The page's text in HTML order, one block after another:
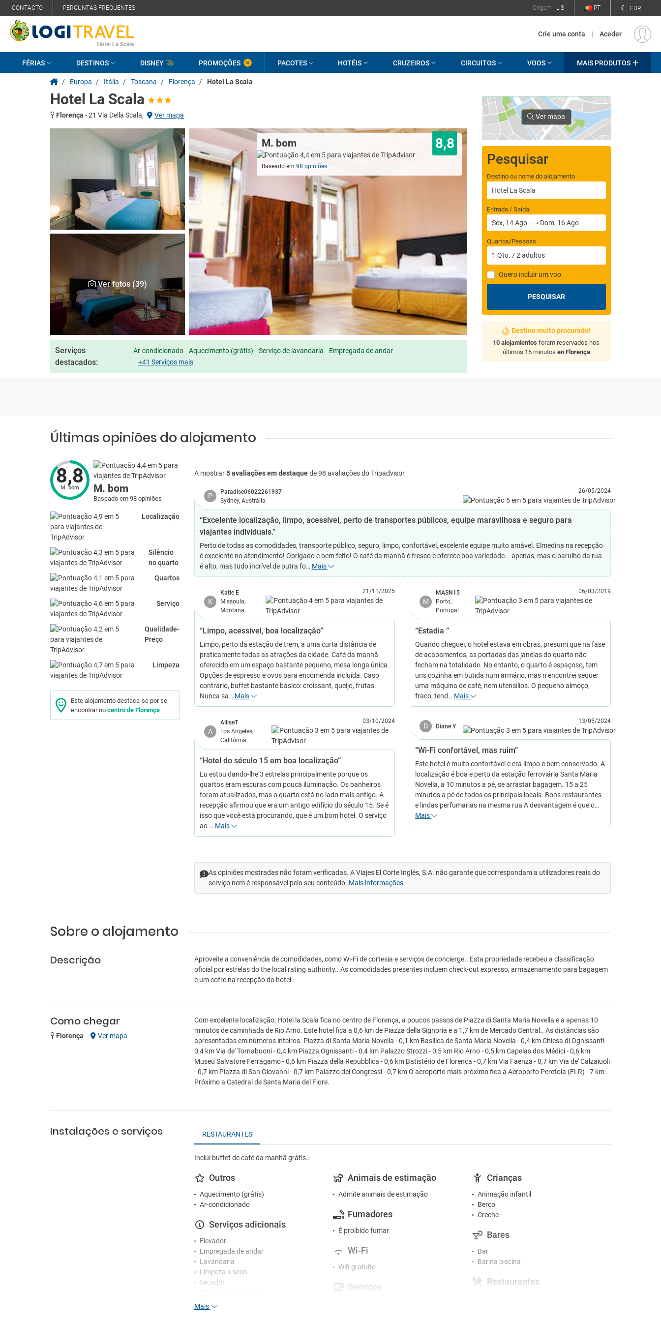
CONTACTO PERGUNTAS FREQUENTES Origem LIS PT € EUR
Hotel La Scala
Crie uma conta | Aceder
FÉRIAS DESTINOS DISNEY PROMOÇÕES PACOTES HOTÉIS CRUZEIROS CIRCUITOS VOOS MAIS PRODUTOS
/ Europa / Itália / Toscana / Florença / Hotel La Scala
Hotel La Scala
Florença -21 Via Della Scala, Ver mapa
Ver fotos (39)
M. bom 8,8
Baseado em98 opiniões
Serviços
destacados:
Ar-condicionado Aquecimento (grátis) Serviço de lavandaria
Empregada de andar
+41 Serviços mais
Ver mapa
Pesquisar
Destino ou nome do alojamento
Entrada / Saída:
Quartos/Pessoas
1 Qto. /2 adultos
Quero incluir um voo
PESQUISAR
Destino muito procurado!
10 alojamientos foram reservados nos
últimos 15 minutos en Florença
Últimas opiniões do alojamento
8,8
M. bom M. bom
Baseado em 98 opiniões
Localização
Silêncio
no quarto
Quartos
Serviço
Qualidade-
Preço
Limpeza
Este alojamento destaca-se por se
encontrar no centro de Florença
A mostrar5 avaliações em destaquede 98 avaliações do Tripadvisor
P
Paradise06022261937
Sydney, Austrália
26/05/2024
“Excelente localização, limpo, acessível, perto de transportes públicos, equipe maravilhosa e seguro para
viajantes individuais.”
Perto de todas as comodidades, transporte público, seguro, limpo, confortável, excelente equipe muito amável. Elmedina na recepção
é excelente no atendimento! Obrigado e bem feito! O café da manhã é fresco e oferece boa variedade. . apenas, mas o barulho da rua
é alto, mas tudo incrível de outra fo… Mais
K
Katie E
Missoula,
Montana
21/11/2025
“Limpo, acessível, boa localização”
Limpo, perto da estação de trem, a uma curta distância de
praticamente todas as atrações da cidade. Café da manhã
oferecido em um espaço bastante pequeno, mesa longa única.
Opções de espresso e ovos para encomenda incluída. Caso
contrário, buffet bastante básico: croissant, queijo, frutas.
Nunca sa… Mais
M
MASN15
Porto,
Portugal
06/03/2019
“Estadia ”
Quando cheguei, o hotel estava em obras, presumi que na fase
de acabamentos, as portadas das janelas do quarto não
fecham na totalidade. No entanto, o quarto é espaçoso, tem
uns cozinha em butida num armário, mas n encontrei sequer
uma máquina de café, nem utensílios. O pequeno almoço,
fraco, tend… Mais
A
AlliseT
Los Angeles,
Califórnia
03/10/2024
“Hotel do século 15 em boa localização”
Eu estou dando-lhe 3 estrelas principalmente porque os
quartos eram escuras com pouca iluminação. Os banheiros
foram atualizados, mas o quarto está no lado mais antigo. A
recepção afirmou que era um antigo edifício do século 15. Se é
isso que você está procurando, que é um bom hotel. O serviço
ao … Mais
D Diane Y
13/05/2024
“Wi-Fi confortável, mas ruim”
Este hotel é muito confortável e era limpo e bem conservado. A
localização é boa e perto da estação ferroviária Santa Maria
Novella, a 10 minutos a pé, se arrastar bagagem. 15 a 25
minutos a pé de todos os principais locais. Bons restaurantes
e lindas perfumarias na mesma rua A desvantagem é que o…
Mais
As opiniões mostradas não foram verificadas. A Viajes El Corte Inglés, S.A. não garante que correspondam a utilizadores reais do
serviço nem é responsável pelo seu conteúdo. Mais informações
Sobre o alojamento
Descrição
Aproveite a conveniência de comodidades, como Wi-Fi de cortesia e serviços de concierge.. Esta propriedade recebeu a classificação
oficial por estrelas do the local rating authority.. As comodidades presentes incluem check-out expresso, armazenamento para bagagem
e um cofre na recepção do hotel..
Como chegar
Florença - Ver mapa
Com excelente localização, Hotel la Scala fica no centro de Florença, a poucos passos de Piazza di Santa Maria Novella e a apenas 10
minutos de caminhada de Rio Arno. Este hotel fica a 0,6 km de Piazza della Signoria e a 1,7 km de Mercado Central.. As distâncias são
apresentadas em números inteiros. Piazza di Santa Maria Novella - 0,1 km Basílica de Santa Maria Novella - 0,4 km Chiesa di Ognissanti -
0,4 km Via de' Tornabuoni - 0,4 km Piazza Ognissanti - 0,4 km Palazzo Strozzi - 0,5 km Rio Arno - 0,5 km Capelas dos Médici - 0,6 km
Museu Salvatore Ferragamo - 0,6 km Piazza della Repubblica - 0,6 km Batistério de Florença - 0,7 km Via Faenza - 0,7 km Via de' Calzaiuoli
- 0,7 km Piazza di San Giovanni - 0,7 km Palazzo dei Congressi - 0,7 km O aeroporto mais próximo fica a Aeroporto Peretola (FLR) - 7 km .
Próximo a Catedral de Santa Maria del Fiore.
Instalações e serviços RESTAURANTES
Inclui buffet de café da manhã grátis..
Outros
Aquecimento (grátis)
Ar-condicionado
Serviços adicionais
Elevador
Empregada de andar
Lavandaria
Limpeza a seco
Secador
Receção
Animais de estimação
Admite animais de estimação
Fumadores
É proibido fumar
Wi-Fi
Wifi gratuito
Serviços
Crianças
Animação infantil
Berço
Creche
Bares
Bar
Bar na piscina
Restaurantes
Mais